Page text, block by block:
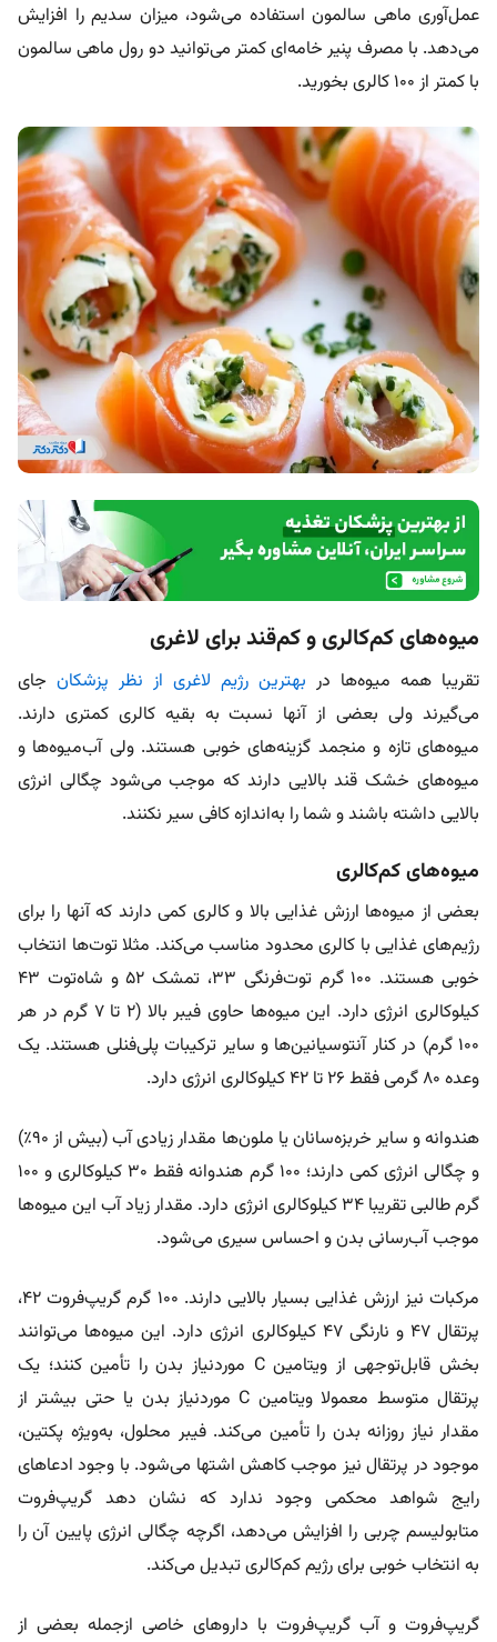
عمل‌آوری ماهی سالمون استفاده می‌شود، میزان سدیم را افزایش
می‌دهد. با مصرف پنیر خامه‌ای کمتر می‌توانید دو رول ماهی سالمون
با کمتر از ۱۰۰ کالری بخورید.
میوه‌های کم‌کالری و کم‌قند برای لاغری
تقریبا همه میوه‌ها در بهترین رژیم لاغری از نظر پزشکان جای
می‌گیرند ولی بعضی از آنها نسبت به بقیه کالری کمتری دارند.
میوه‌های تازه و منجمد گزینه‌های خوبی هستند. ولی آب‌میوه‌ها و
میوه‌های خشک قند بالایی دارند که موجب می‌شود چگالی انرژی
بالایی داشته باشند و شما را به‌اندازه کافی سیر نکنند.
میوه‌های کم‌کالری
بعضی از میوه‌ها ارزش غذایی بالا و کالری کمی دارند که آنها را برای
رژیم‌های غذایی با کالری محدود مناسب می‌کند. مثلا توت‌ها انتخاب
خوبی هستند. ۱۰۰ گرم توت‌فرنگی ۳۳، تمشک ۵۲ و شاه‌توت ۴۳
کیلوکالری انرژی دارد. این میوه‌ها حاوی فیبر بالا (۲ تا ۷ گرم در هر
۱۰۰ گرم) در کنار آنتوسیانین‌ها و سایر ترکیبات پلی‌فنلی هستند. یک
وعده ۸۰ گرمی فقط ۲۶ تا ۴۲ کیلوکالری انرژی دارد.
هندوانه و سایر خربزه‌سانان یا ملون‌ها مقدار زیادی آب (بیش از ۹۰٪)
و چگالی انرژی کمی دارند؛ ۱۰۰ گرم هندوانه فقط ۳۰ کیلوکالری و ۱۰۰
گرم طالبی تقریبا ۳۴ کیلوکالری انرژی دارد. مقدار زیاد آب این میوه‌ها
موجب آب‌رسانی بدن و احساس سیری می‌شود.
مرکبات نیز ارزش غذایی بسیار بالایی دارند. ۱۰۰ گرم گریپ‌فروت ۴۲،
پرتقال ۴۷ و نارنگی ۴۷ کیلوکالری انرژی دارد. این میوه‌ها می‌توانند
بخش قابل‌توجهی از ویتامین C موردنیاز بدن را تأمین کنند؛ یک
پرتقال متوسط ​​​​معمولا ویتامین C موردنیاز بدن یا حتی بیشتر از
مقدار نیاز روزانه بدن را تأمین می‌کند. فیبر محلول، به‌ویژه پکتین،
موجود در پرتقال نیز موجب کاهش اشتها می‌شود. با وجود ادعاهای
رایج شواهد محکمی وجود ندارد که نشان دهد گریپ‌فروت
متابولیسم چربی را افزایش می‌دهد، اگرچه چگالی انرژی پایین آن را
به انتخاب خوبی برای رژیم کم‌کالری تبدیل می‌کند.
گریپ‌فروت و آب گریپ‌فروت با داروهای خاصی ازجمله بعضی از